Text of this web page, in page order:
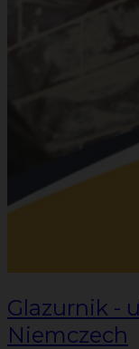
Glazurnik -
Niemczech